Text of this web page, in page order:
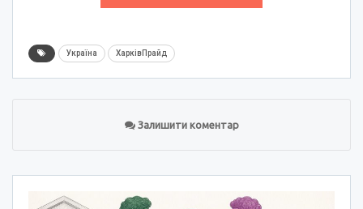
Україна ХарківПрайд
Залишити коментар